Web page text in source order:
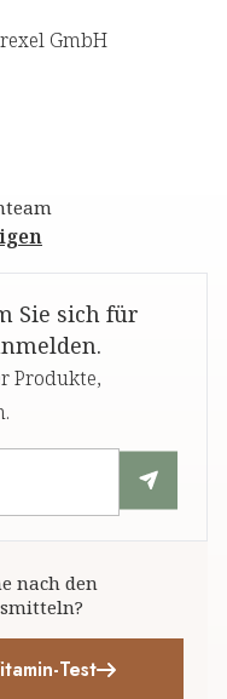
GmbH
Sie sich für
Produkte,
nach den
Test